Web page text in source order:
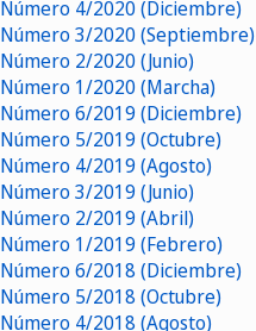
4/2020 (Diciembre)
3/2020 (Septiembre)
2/2020 (Junio)
1/2020 (Marcha)
6/2019 (Diciembre)
5/2019 (Octubre)
4/2019 (Agosto)
3/2019 (Junio)
2/2019 (Abril)
1/2019 (Febrero)
6/2018 (Diciembre)
5/2018 (Octubre)
4/2018 (Agosto)